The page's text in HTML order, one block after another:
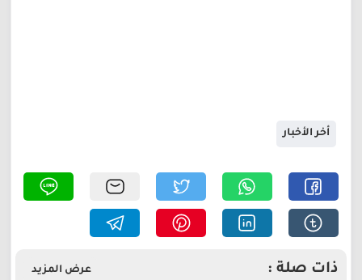
أخر الأخبار
عرض المزيد ذات صلة :